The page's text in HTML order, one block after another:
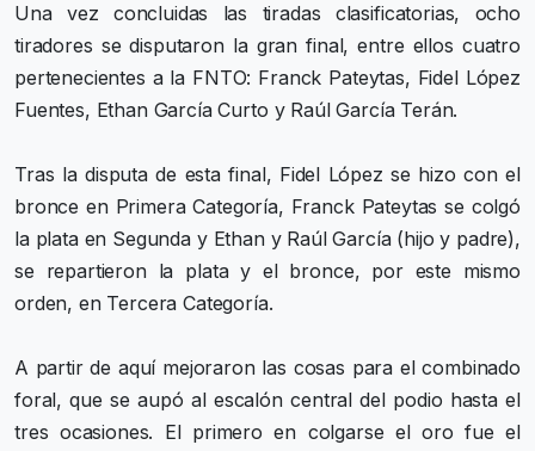
Una vez concluidas las tiradas clasificatorias, ocho
tiradores se disputaron la gran final, entre ellos cuatro
pertenecientes a la FNTO: Franck Pateytas, Fidel López
Fuentes, Ethan García Curto y Raúl García Terán.
Tras la disputa de esta final, Fidel López se hizo con el
bronce en Primera Categoría, Franck Pateytas se colgó
la plata en Segunda y Ethan y Raúl García (hijo y padre),
se repartieron la plata y el bronce, por este mismo
orden, en Tercera Categoría.
A partir de aquí mejoraron las cosas para el combinado
foral, que se aupó al escalón central del podio hasta el
tres ocasiones. El primero en colgarse el oro fue el